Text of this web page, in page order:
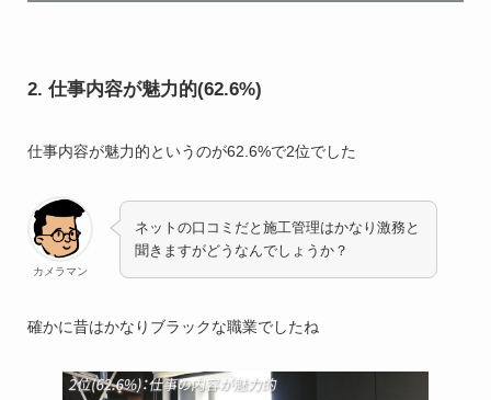
2. 仕事内容が魅力的(62.6%)
仕事内容が魅力的というのが62.6%で2位でした
カメラマン
ネットの口コミだと施工管理はかなり激務と
聞きますがどうなんでしょうか？
確かに昔はかなりブラックな職業でしたね